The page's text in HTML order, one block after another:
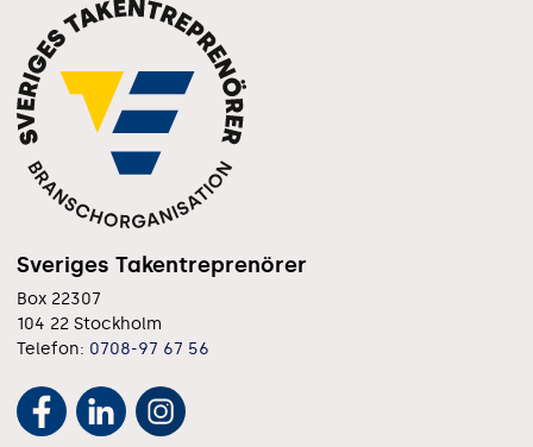
Sveriges Takentreprenörer
Box 22307
104 22 Stockholm
Telefon: 0708-97 67 56